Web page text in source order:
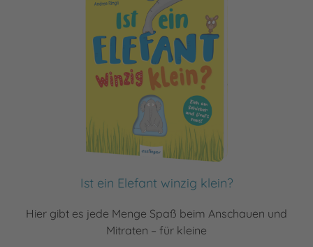
Ist ein Elefant winzig klein?
Hier gibt es jede Menge Spaß beim Anschauen und
Mitraten – für kleine